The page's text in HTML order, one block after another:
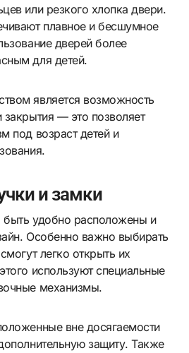
или резкого хлопка двери.
плавное и бесшумное
дверей более
для детей.
является возможность
закрытия — это позволяет
под возраст детей и
и замки
удобно расположены и
Особенно важно выбирать
легко открыть их
используют специальные
механизмы.
вне досягаемости
защиту. Также